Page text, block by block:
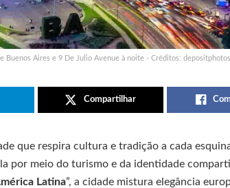
Buenos Aires e 9 De Julio Avenue à noite - Créditos:
Compartilhar
que respira cultura e tradição a cada
por meio do turismo e da identidade
Latina”, a cidade mistura elegância